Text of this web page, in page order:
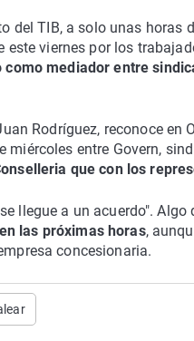
del TIB, a solo unas horas
viernes por los
como mediador entre
Rodríguez, reconoce en
miércoles entre Govern,
que con los
llegue a un acuerdo".
las próximas horas,
concesionaria.